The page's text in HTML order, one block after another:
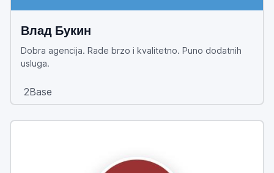
Влад Букин
Dobra agencija. Rade brzo i kvalitetno. Puno dodatnih
usluga.
2Base